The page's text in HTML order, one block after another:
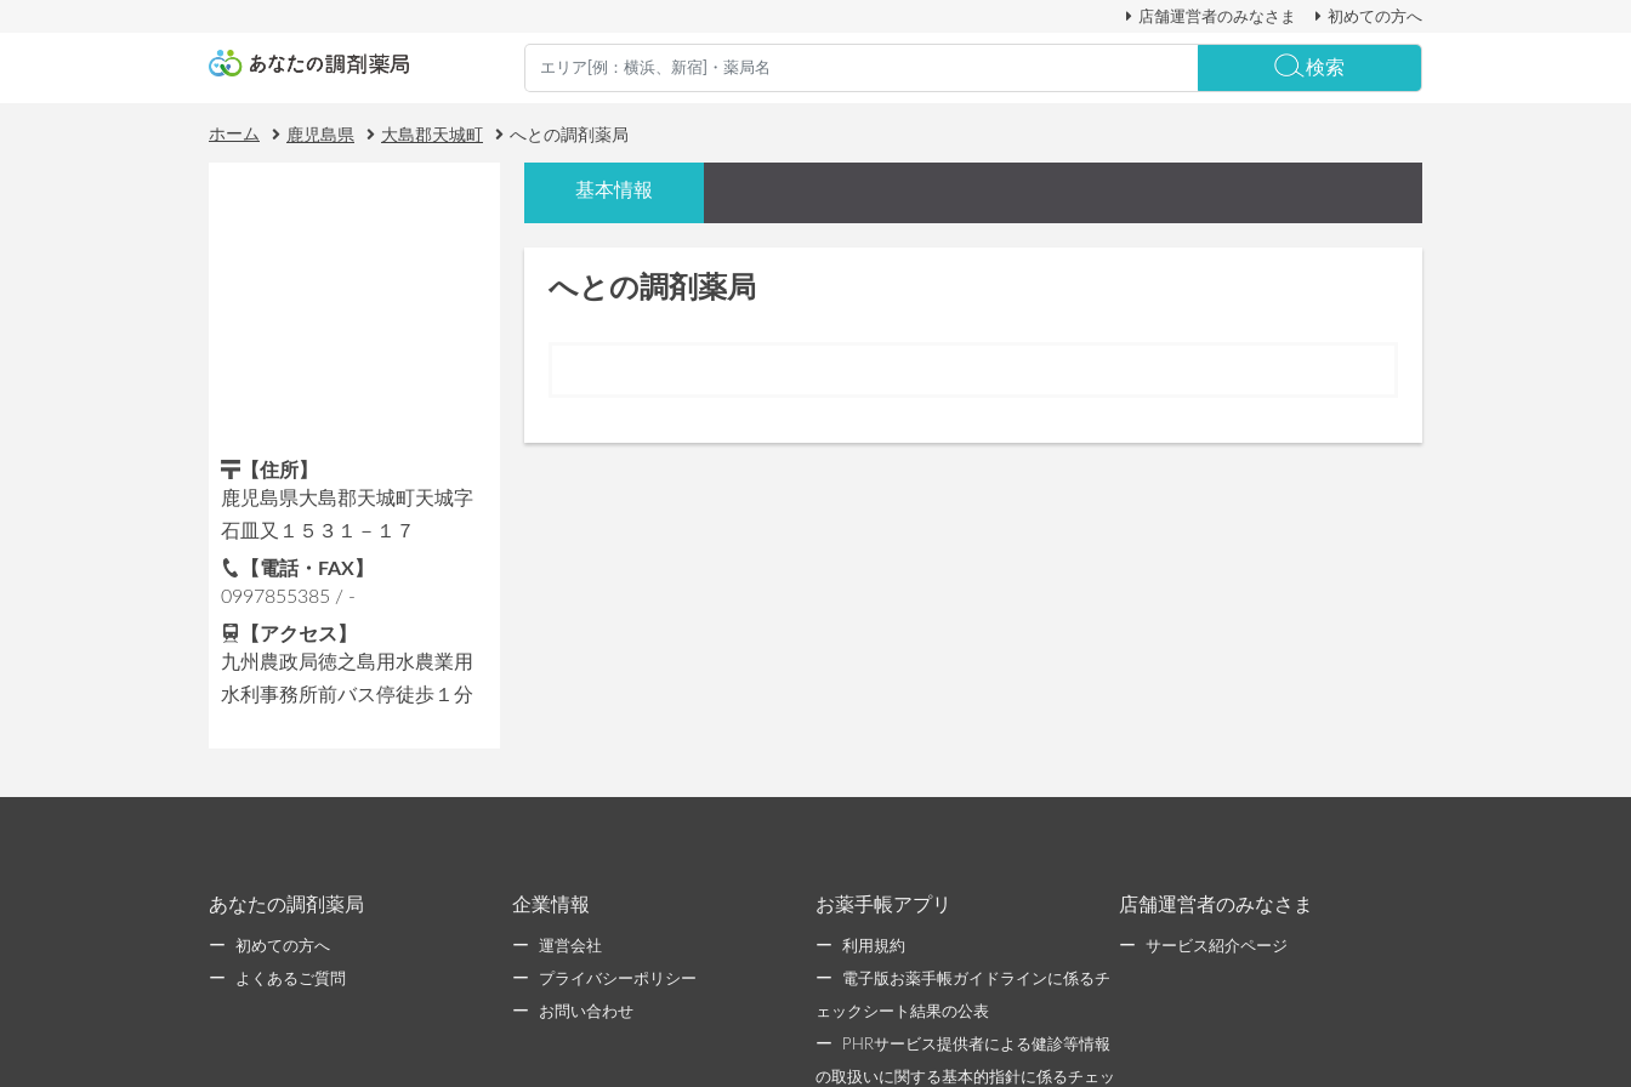
店舗運営者のみなさま 初めての方へ
検索
ホーム 鹿児島県 大島郡天城町 へとの調剤薬局
【住所】
鹿児島県大島郡天城町天城字
石皿又１５３１－１７
【電話・FAX】
0997855385 / -
【アクセス】
九州農政局徳之島用水農業用
水利事務所前バス停徒歩１分
基本情報
へとの調剤薬局
あなたの調剤薬局
初めての方へ
よくあるご質問
企業情報
運営会社
プライバシーポリシー
お問い合わせ
お薬手帳アプリ
利用規約
電子版お薬手帳ガイドラインに係るチ
ェックシート結果の公表
PHRサービス提供者による健診等情報
の取扱いに関する基本的指針に係るチェッ
店舗運営者のみなさま
サービス紹介ページ